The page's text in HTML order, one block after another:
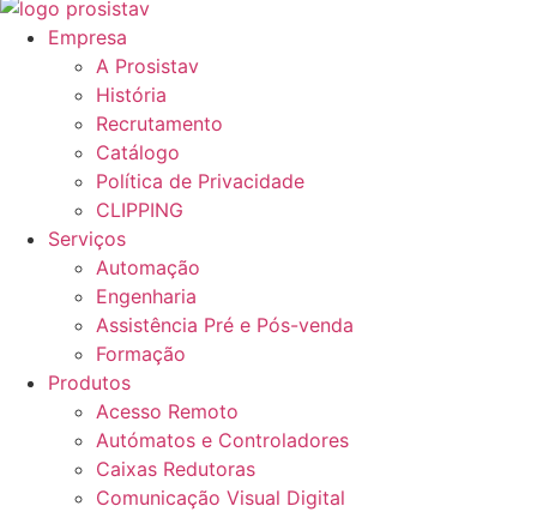
Empresa
A Prosistav
História
Recrutamento
Catálogo
Política de Privacidade
CLIPPING
Serviços
Automação
Engenharia
Assistência Pré e Pós-venda
Formação
Produtos
Acesso Remoto
Autómatos e Controladores
Caixas Redutoras
Comunicação Visual Digital